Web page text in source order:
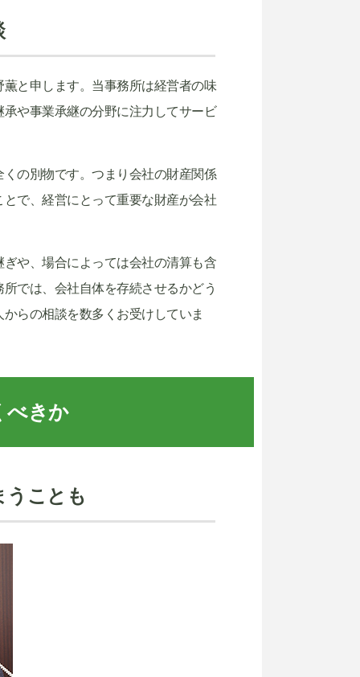
と申します。当事務所は経営者の味
や事業承継の分野に注力してサービ
の別物です。つまり会社の財産関係
で、経営にとって重要な財産が会社
や、場合によっては会社の清算も含
では、会社自体を存続させるかどう
らの相談を数多くお受けしていま
べきか
うことも